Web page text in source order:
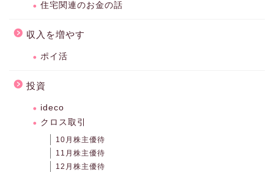
住宅関連のお金の話
収入を増やす
ポイ活
投資
ideco
クロス取引
10月株主優待
11月株主優待
12月株主優待